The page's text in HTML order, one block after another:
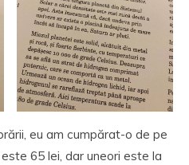
eu am cumpărat-o de pe
65 lei, dar uneori este la